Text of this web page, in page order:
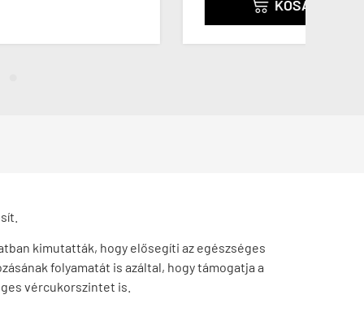
kimutatták, hogy elősegíti az egészséges
folyamatát is azáltal, hogy támogatja a
vércukorszintet is.